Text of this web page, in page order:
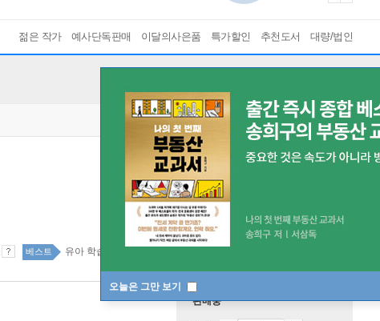
젊은 작가 예사단독판매 이달의사은품 특가할인 추천도서 대량/법인
오늘은 그만 보기
베스트 유아 학습 top100 1주
판매중